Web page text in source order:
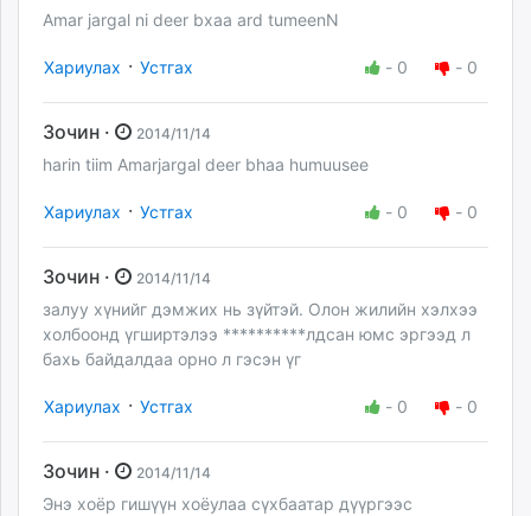
Amar jargal ni deer bxaa ard tumeenN
Хариулах · Устгах - 0 - 0
Зочин · 2014/11/14
harin tiim Amarjargal deer bhaa humuusee
Хариулах · Устгах - 0 - 0
Зочин · 2014/11/14
залуу хүнийг дэмжих нь зүйтэй. Олон жилийн хэлхээ
холбоонд үгширтэлээ **********лдсан юмс эргээд л
бахь байдалдаа орно л гэсэн үг
Хариулах · Устгах - 0 - 0
Зочин · 2014/11/14
Энэ хоёр гишүүн хоёулаа сүхбаатар дүүргээс